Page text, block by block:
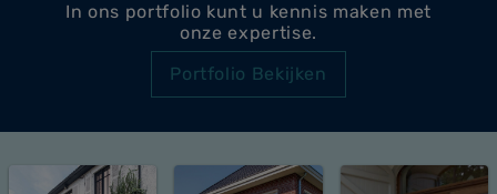
In ons portfolio kunt u kennis maken met
onze expertise.
Portfolio Bekijken